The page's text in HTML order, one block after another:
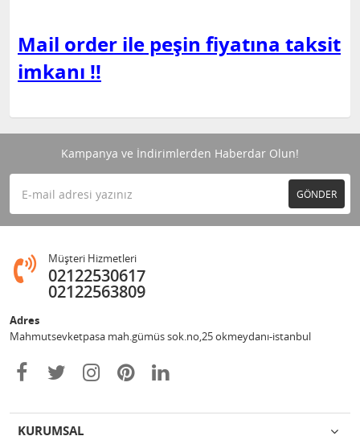
Mail order ile peşin fiyatına taksit
imkanı !!
Kampanya ve İndirimlerden Haberdar Olun!
GÖNDER
Müşteri Hizmetleri
02122530617
02122563809
Adres
Mahmutsevketpasa mah.gümüs sok.no,25 okmeydanı-istanbul
KURUMSAL